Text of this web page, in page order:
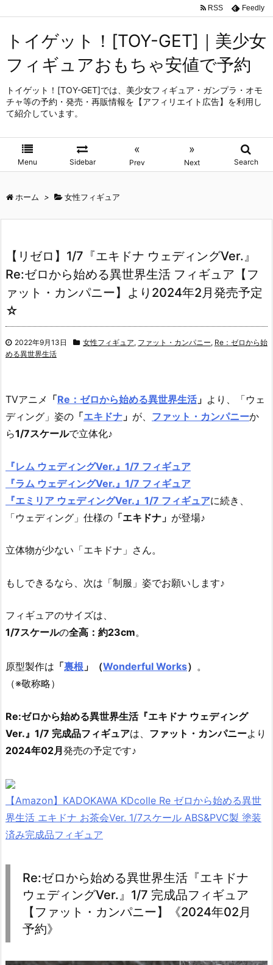
トイゲット！[TOY-GET]｜美少女
フィギュアおもちゃ安値で予約
トイゲット！[TOY-GET]では、美少女フィギュア・ガンプラ・オモ
チャ等の予約・発売・再販情報を【アフィリエイト広告】を利用し
て紹介しています。
Menu Sidebar
«
Prev
»
Next Search
RSS Feedly
ホーム > 女性フィギュア
【リゼロ】1/7『エキドナ ウェディングVer.』
Re:ゼロから始める異世界生活 フィギュア【フ
ァット・カンパニー】より2024年2月発売予定
☆
2022年9月13日 女性フィギュア, ファット・カンパニー, Re：ゼロから始
める異世界生活
TVアニメ 「Re：ゼロから始める異世界生活」 より、「ウェ
ディング」姿の 「エキドナ 」 が、 ファット・カンパニーか
ら1/7スケールで立体化♪
『レム ウェディングVer.』1/7 フィギュア
『ラム ウェディングVer.』1/7 フィギュア
『エミリア ウェディングVer.』1/7 フィギュアに続き、
「ウェディング」仕様の 「エキドナ」 が登場♪
立体物が少ない「エキドナ」さん。
もしできるなら、次は「制服」姿でお願いします♪
フィギュアのサイズは、
1/7スケールの全高：約23cm。
原型製作は 「裏根 」（Wonderful Works） 。
（※敬称略）
Re:ゼロから始める異世界生活『エキドナ ウェディング
Ver.』1/7 完成品フィギュアは、 ファット・カンパニーより
2024年02月発売の予定です♪
【Amazon】KADOKAWA KDcolle Re ゼロから始める異世
界生活 エキドナ お茶会Ver. 1/7スケール ABS&PVC製 塗装
済み完成品フィギュア
Re:ゼロから始める異世界生活『エキドナ
ウェディングVer.』1/7 完成品フィギュア
【ファット・カンパニー】《2024年02月
予約》